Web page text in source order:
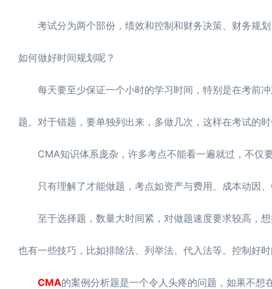
考试分为两个部份，绩效和控制和财务决策、财务规划
如何做好时间规划呢？
每天要至少保证一个小时的学习时间，特别是在考前冲
题。对于错题，要单独列出来，多做几次，这样在考试的
CMA知识体系庞杂，许多考点不能看一遍就过，不仅
只有理解了才能做题，考点如资产与费用、成本动因、
至于选择题，数量大时间紧，对做题速度要求较高，想
也有一些技巧，比如排除法、列举法、代入法等。控制好
CMA的案例分析题是一个令人头疼的问题，如果不